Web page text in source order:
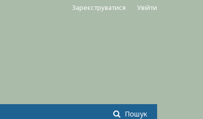
Пошук
Зареєструватися Увійти